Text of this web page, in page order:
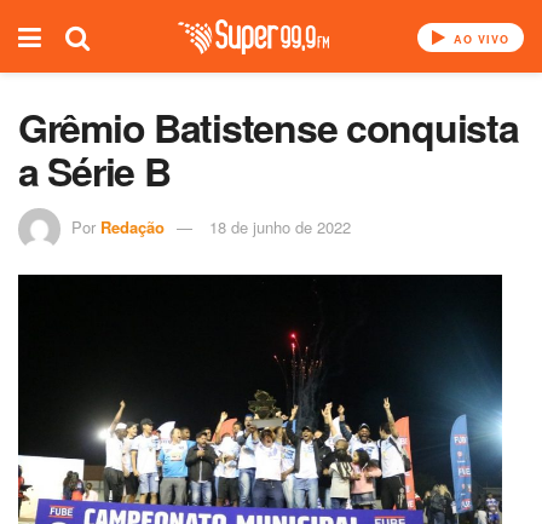
AO VIVO
Grêmio Batistense conquista
a Série B
Por Redação 18 de junho de 2022